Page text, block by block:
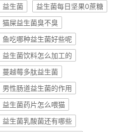
益生菌
益生菌每日坚果0蔗糖
猫屎益生菌臭不臭
鱼吃哪种益生菌好些呢
益生菌饮料怎么加工的
蔓越莓多肽益生菌
男性肠道益生菌的作用
益生菌药片怎么喂猫
益生菌乳酸菌还有哪些